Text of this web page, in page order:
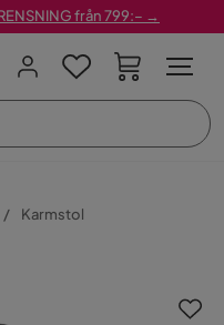
från 799:– →
Karmstol